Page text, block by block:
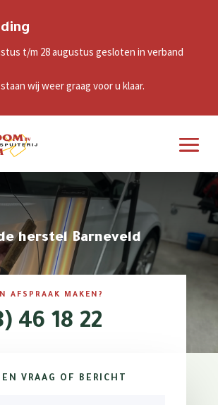
t/m 28 augustus gesloten in verband
wij weer graag voor u klaar.
herstel Barneveld
AFSPRAAK MAKEN?
46 18 22
VRAAG OF BERICHT